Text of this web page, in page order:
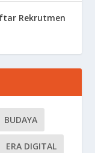
Rekrutmen
BUDAYA
ERA DIGITAL